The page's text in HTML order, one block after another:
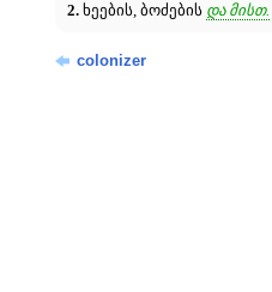
2.ხეების, ბოძების და მისთ.
colonizer